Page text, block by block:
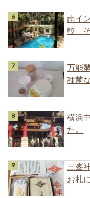
南イ
較 そ
万能
種菌
横浜
た。
三峯
お札